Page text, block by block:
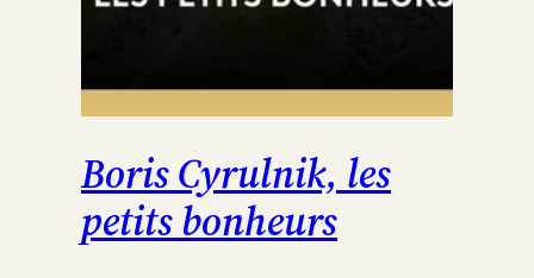
Boris Cyrulnik, les
petits bonheurs